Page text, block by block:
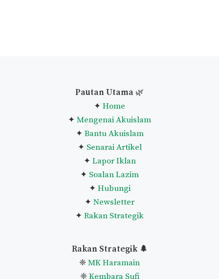
Pautan Utama 🌿
✦ Home
✦ Mengenai Akuislam
✦ Bantu Akuislam
✦ Senarai Artikel
✦ Lapor Iklan
✦ Soalan Lazim
✦ Hubungi
✦ Newsletter
✦ Rakan Strategik
Rakan Strategik 🌲
❈MK Haramain
❈Kembara Sufi